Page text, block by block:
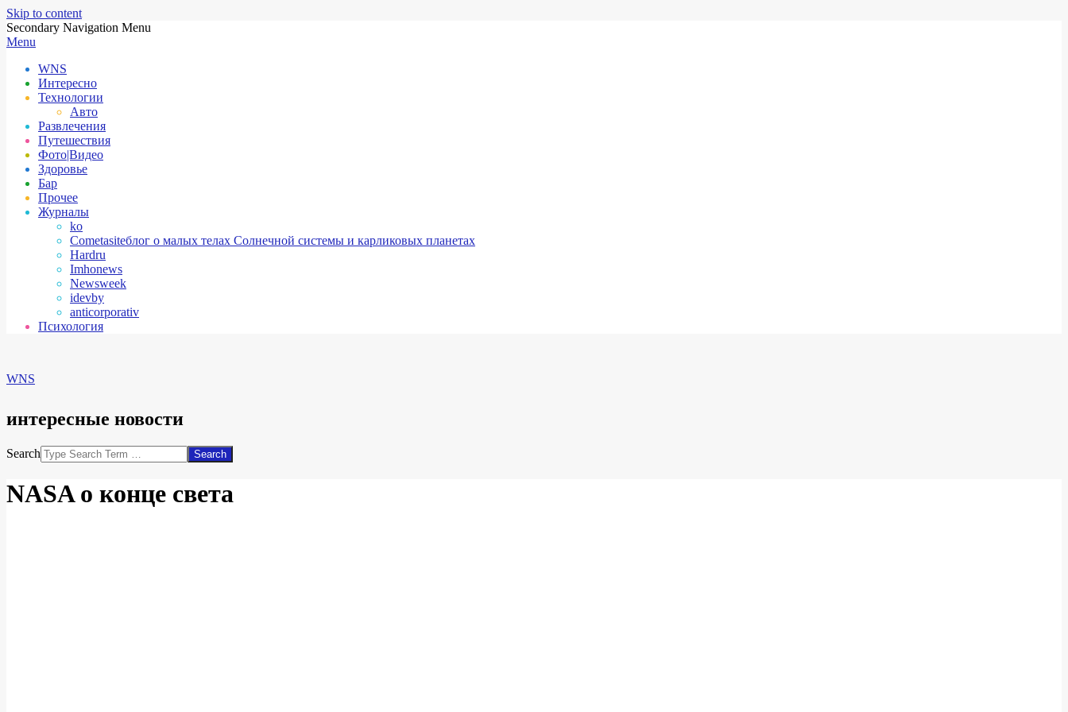
Skip to content
Secondary Navigation Menu
Menu
WNS
Интересно
Технологии
Авто
Развлечения
Путешествия
Фото|Видео
Здоровье
Бар
Прочее
Журналы
ko
Cometasiteблог о малых телах Солнечной системы и карликовых планетах
Hardru
Imhonews
Newsweek
idevby
anticorporativ
Психология
WNS
интересные новости
Search
NASA о конце света